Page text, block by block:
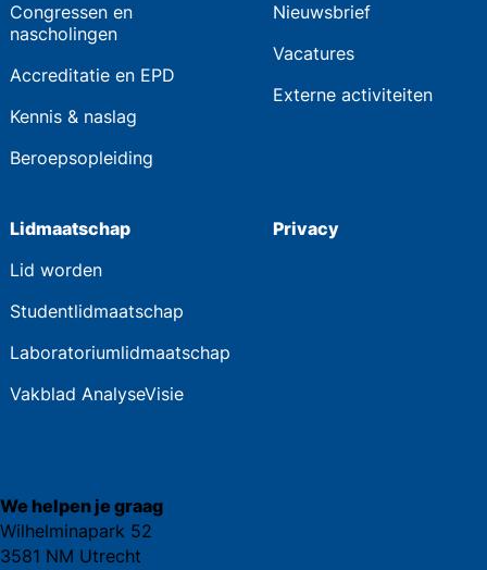
Congressen en
nascholingen
Accreditatie en EPD
Kennis & naslag
Beroepsopleiding
Nieuwsbrief
Vacatures
Externe activiteiten
Lidmaatschap
Lid worden
Studentlidmaatschap
Laboratoriumlidmaatschap
Vakblad AnalyseVisie
Privacy
We helpen je graag
Wilhelminapark 52
3581 NM Utrecht